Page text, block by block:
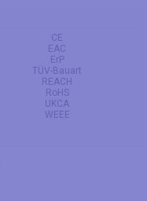
CE
EAC
ErP
TÜV-Bauart
REACH
RoHS
UKCA
WEEE